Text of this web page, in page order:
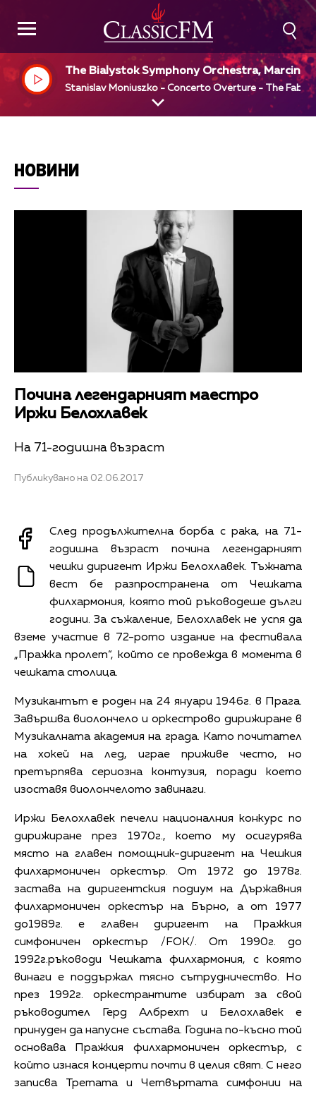
The Bialystok Symphony Orchestra, Marcin
ecz - Niesiolowski, dir
Stanislav Moniuszko - Concerto Overture - The Fable
НОВИНИ
Почина легендарният маестро
Иржи Белохлавек
На 71-годишна възраст
Публикувано на 02.06.2017
След продължителна борба с рака, на 71-
годишна възраст почина легендарният
чешки диригент Иржи Белохлавек. Тъжната
вест бе разпространена от Чешката
филхармония, която той ръководеше дълги
години. За съжаление, Белохлавек не успя да
вземе участие в 72-рото издание на фестивала
„Пражка пролет“, който се провежда в момента в
чешката столица.
Музикантът е роден на 24 януари 1946г. в Прага.
Завършва виолончело и оркестрово дирижиране в
Музикалната академия на града. Като почитател
на хокей на лед, играе приживе често, но
претърпява сериозна контузия, поради което
изоставя виолончелото завинаги.
Иржи Белохлавек печели националния конкурс по
дирижиране през 1970г., което му осигурява
място на главен помощник-диригент на Чешкия
филхармоничен оркестър. От 1972 до 1978г.
застава на диригентския подиум на Държавния
филхармоничен оркестър на Бърно, а от 1977
до1989г. е главен диригент на Пражкия
симфоничен оркестър /FOK/. От 1990г. до
1992г.ръководи Чешката филхармония, с която
винаги е поддържал тясно сътрудничество. Но
през 1992г. оркестрантите избират за свой
ръководител Герд Албрехт и Белохлавек е
принуден да напусне състава. Година по-късно той
основава Пражкия филхармоничен оркестър, с
който изнася концерти почти в целия свят. С него
записва Третата и Четвъртата симфонии на